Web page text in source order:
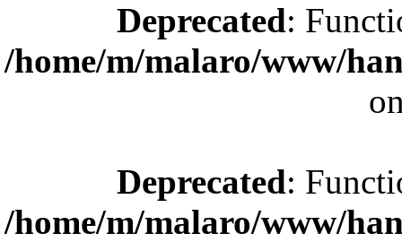
Deprecated:
/home/m/malaro/www/
Deprecated:
/home/m/malaro/www/